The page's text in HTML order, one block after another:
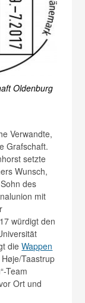
Oldenburg
Verwandte,
Grafschaft.
setzte
Wunsch,
des
mit
würdigt den
dieWappen
Taastrup
Team
Ort und